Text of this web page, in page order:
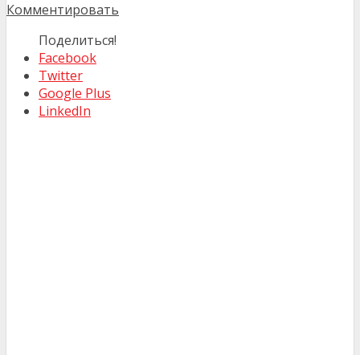
Комментировать
Поделиться!
Facebook
Twitter
Google Plus
LinkedIn